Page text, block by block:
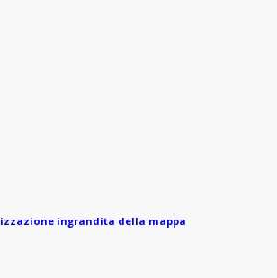
ingrandita della mappa